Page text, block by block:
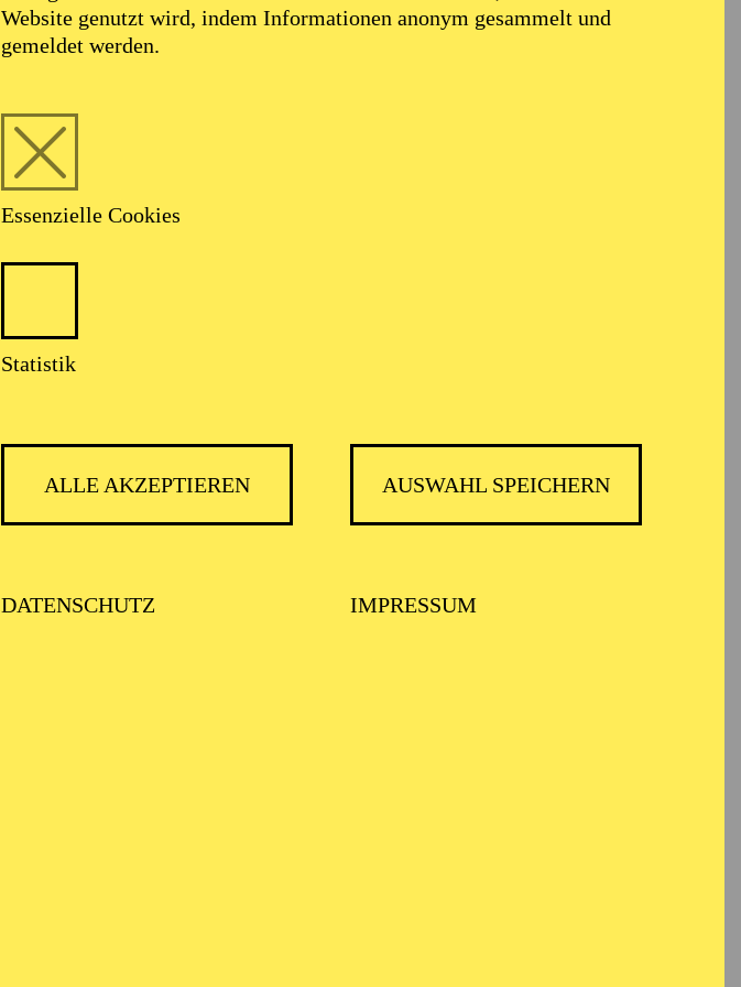
Website genutzt wird, indem Informationen anonym gesammelt und
gemeldet werden.
Essenzielle Cookies
Statistik
ALLE AKZEPTIEREN AUSWAHL SPEICHERN
DATENSCHUTZ IMPRESSUM
PHILHARMONIE ESSEN